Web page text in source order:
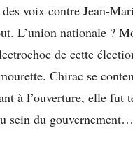
voix contre Jean-
L’union nationale ?
de cette
Chirac se
à l’ouverture, elle fut
sein du gouvernement…